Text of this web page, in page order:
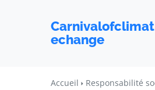
Carnivalofclimat
echange
Accueil Responsabilité